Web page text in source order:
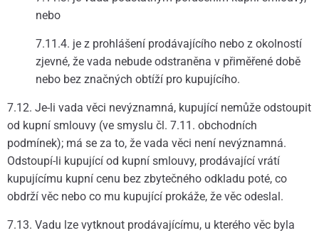
nebo
7.11.4. je z prohlášení prodávajícího nebo z okolností
zjevné, že vada nebude odstraněna v přiměřené době
nebo bez značných obtíží pro kupujícího.
7.12. Je-li vada věci nevýznamná, kupující nemůže odstoupit
od kupní smlouvy (ve smyslu čl. 7.11. obchodních
podmínek); má se za to, že vada věci není nevýznamná.
Odstoupí-li kupující od kupní smlouvy, prodávající vrátí
kupujícímu kupní cenu bez zbytečného odkladu poté, co
obdrží věc nebo co mu kupující prokáže, že věc odeslal.
7.13. Vadu lze vytknout prodávajícímu, u kterého věc byla